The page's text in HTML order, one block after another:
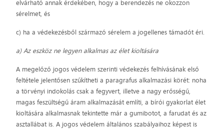
elvárható annak érdekében, hogy a berendezés ne okozzon
sérelmet, és
c) ha a védekezésből származó sérelem a jogellenes támadót éri.
a) Az eszköz ne legyen alkalmas az élet kioltására
A megelőző jogos védelem szerinti védekezés felhívásának első
feltétele jelentősen szűkítheti a paragrafus alkalmazási körét: noha
a törvényi indokolás csak a fegyvert, illetve a nagy erősségű,
magas feszültségű áram alkalmazását említi, a bírói gyakorlat élet
kioltására alkalmasnak tekintette már a gumibotot, a farudat és az
asztallábat is. A jogos védelem általános szabályaihoz képest is